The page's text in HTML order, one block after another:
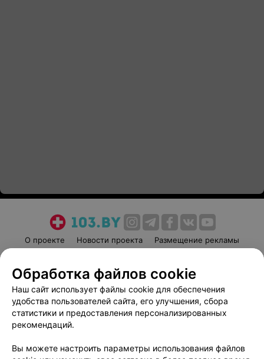
О проекте Новости проекта
Размещение рекламы
Пользовательское соглашение
Способы оплаты
Вакансии
Партнеры
Написать руководителю 103.by
Обработка персональных данных
Обработка файлов cookie
Наш сайт использует файлы cookie для обеспечения
удобства пользователей сайта, его улучшения, сбора
статистики и предоставления персонализированных
рекомендаций.
Вы можете настроить параметры использования файлов